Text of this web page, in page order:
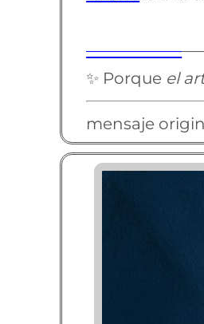
——————
✨ Porque el
mensaje